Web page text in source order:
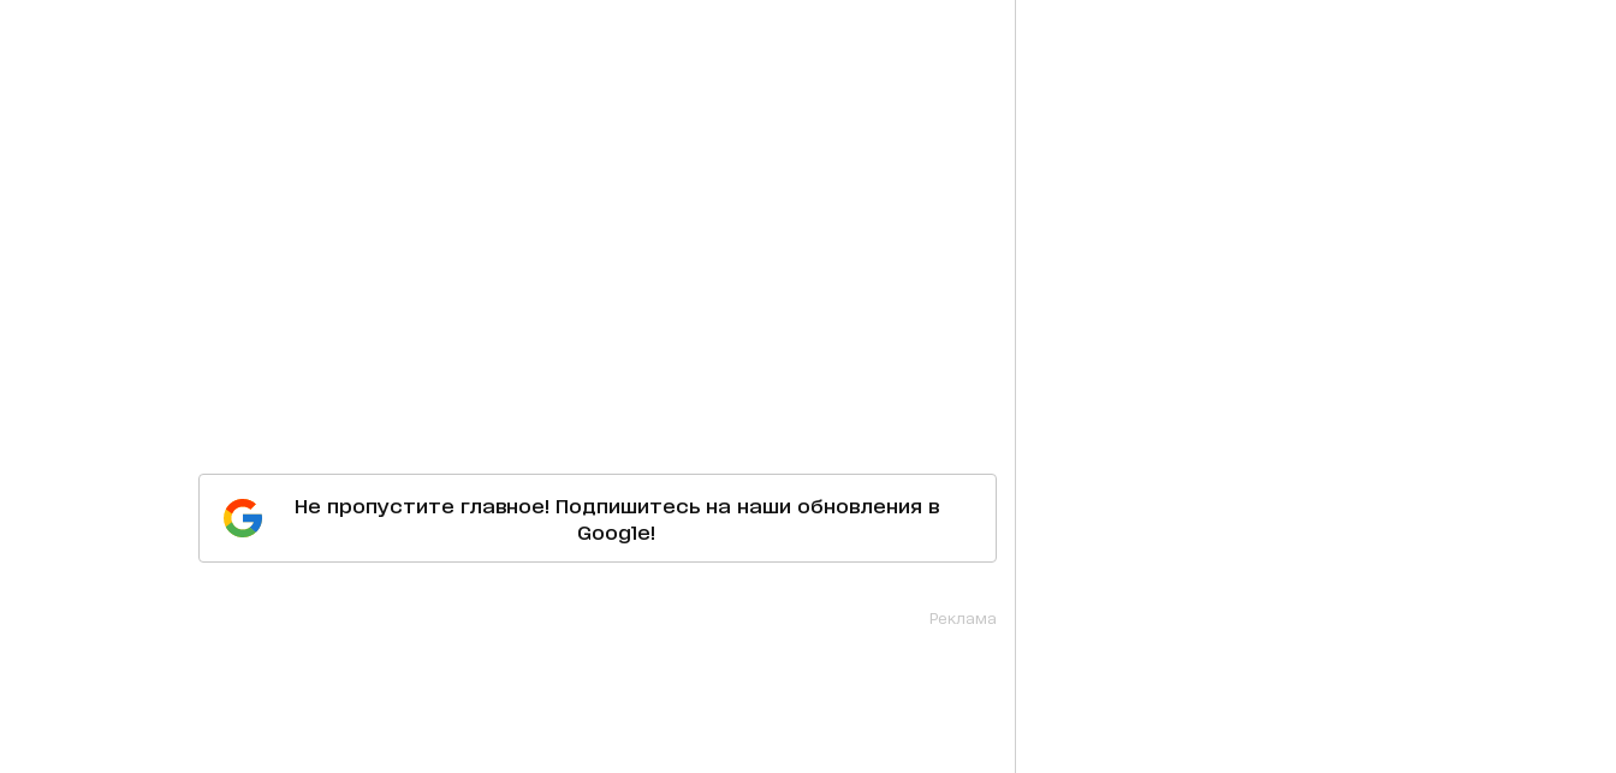
Не пропустите главное! Подпишитесь на наши обновления в
Google!
Реклама